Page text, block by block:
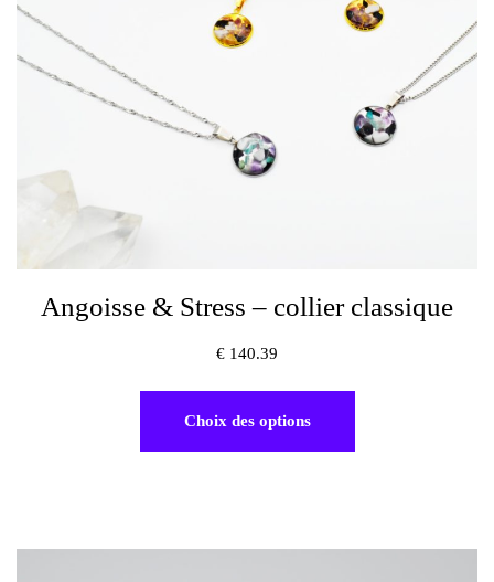
Angoisse & Stress – collier classique
€ 140.39
Choix des options